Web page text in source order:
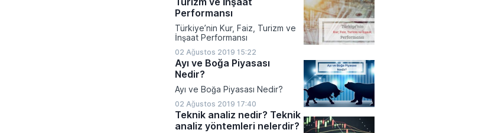
Performansı
Türkiye’nin Kur, Faiz, Turizm ve
İnşaat Performansı
02 Ağustos 2019 15:22
Ayı ve Boğa Piyasası
Nedir?
Ayı ve Boğa Piyasası Nedir?
02 Ağustos 2019 17:40
Teknik analiz nedir? Teknik
analiz yöntemleri nelerdir?